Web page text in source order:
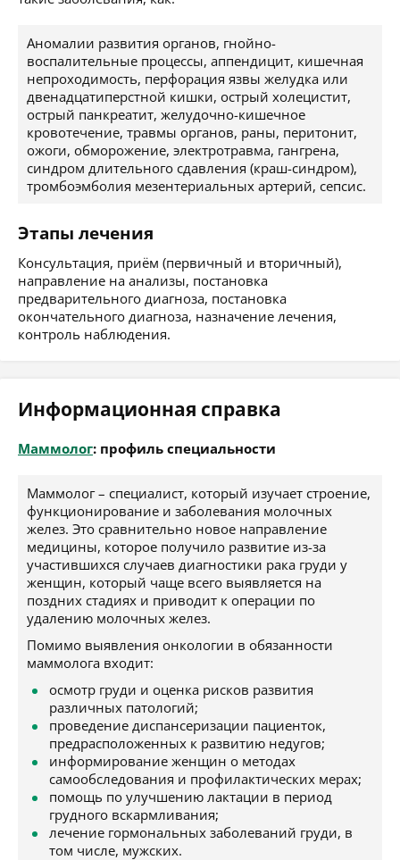
Аномалии развития органов, гнойно-
воспалительные процессы, аппендицит, кишечная
непроходимость, перфорация язвы желудка или
двенадцатиперстной кишки, острый холецистит,
острый панкреатит, желудочно-кишечное
кровотечение, травмы органов, раны, перитонит,
ожоги, обморожение, электротравма, гангрена,
синдром длительного сдавления (краш-синдром),
тромбоэмболия мезентериальных артерий, сепсис.
Этапы лечения
Консультация, приём (первичный и вторичный),
направление на анализы, постановка
предварительного диагноза, постановка
окончательного диагноза, назначение лечения,
контроль наблюдения.
Информационная справка
Маммолог: профиль специальности
Маммолог – специалист, который изучает строение,
функционирование и заболевания молочных
желез. Это сравнительно новое направление
медицины, которое получило развитие из-за
участившихся случаев диагностики рака груди у
женщин, который чаще всего выявляется на
поздних стадиях и приводит к операции по
удалению молочных желез.
Помимо выявления онкологии в обязанности
маммолога входит:
осмотр груди и оценка рисков развития
различных патологий;
проведение диспансеризации пациенток,
предрасположенных к развитию недугов;
информирование женщин о методах
самообследования и профилактических мерах;
помощь по улучшению лактации в период
грудного вскармливания;
лечение гормональных заболеваний груди, в
том числе, мужских.